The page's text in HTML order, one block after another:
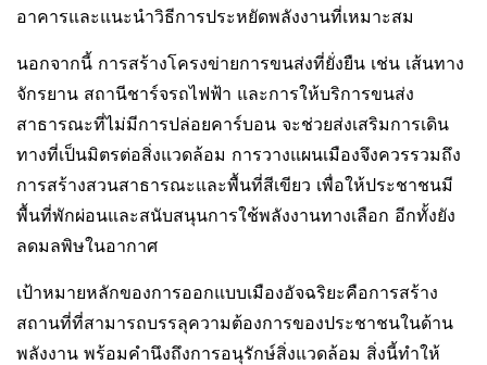
อาคารและแนะนำวิธีการประหยัดพลังงานที่เหมาะสม
นอกจากนี้ การสร้างโครงข่ายการขนส่งที่ยั่งยืน เช่น เส้นทาง
จักรยาน สถานีชาร์จรถไฟฟ้า และการให้บริการขนส่ง
สาธารณะที่ไม่มีการปล่อยคาร์บอน จะช่วยส่งเสริมการเดิน
ทางที่เป็นมิตรต่อสิ่งแวดล้อม การวางแผนเมืองจึงควรรวมถึง
การสร้างสวนสาธารณะและพื้นที่สีเขียว เพื่อให้ประชาชนมี
พื้นที่พักผ่อนและสนับสนุนการใช้พลังงานทางเลือก อีกทั้งยัง
ลดมลพิษในอากาศ
เป้าหมายหลักของการออกแบบเมืองอัจฉริยะคือการสร้าง
สถานที่ที่สามารถบรรลุความต้องการของประชาชนในด้าน
พลังงาน พร้อมคำนึงถึงการอนุรักษ์สิ่งแวดล้อม สิ่งนี้ทำให้